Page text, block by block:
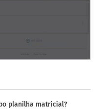
planilha matricial?